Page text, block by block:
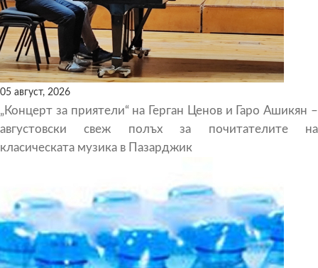
05 август, 2026
„Концерт за приятели“ на Герган Ценов и Гаро Ашикян –
августовски свеж полъх за почитателите на
класическата музика в Пазарджик